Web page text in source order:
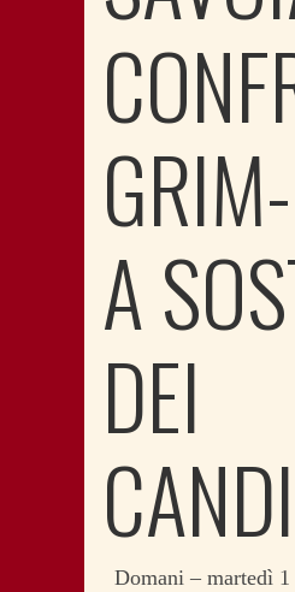
A
DEI
Domani – martedì